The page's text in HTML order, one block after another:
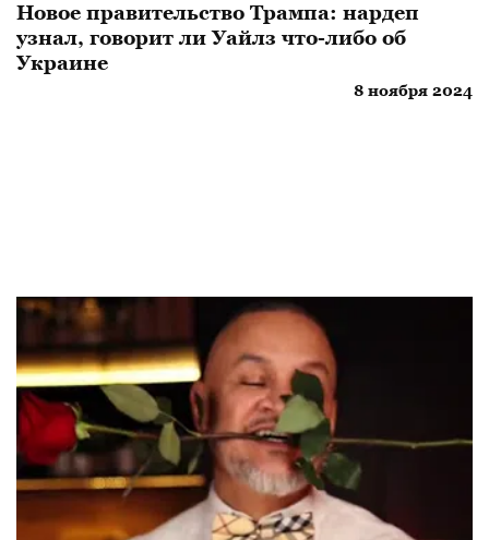
Новое правительство Трампа: нардеп
узнал, говорит ли Уайлз что-либо об
Украине
8 ноября 2024